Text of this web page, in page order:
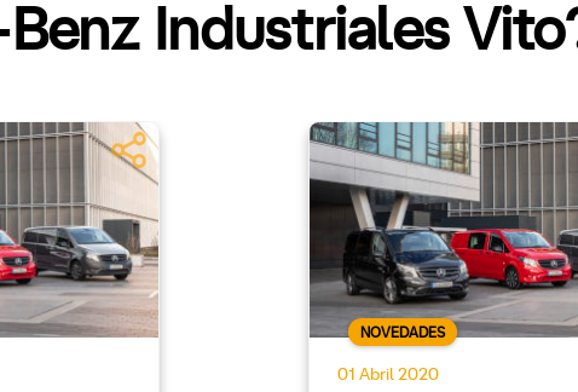
Industriales
NOVEDADES
01 Abril 2020